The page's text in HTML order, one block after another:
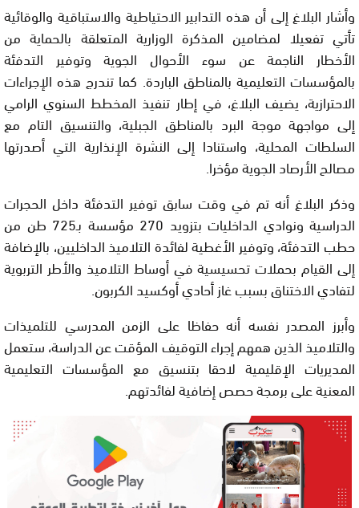
وأشار البلاغ إلى أن هذه التدابير الاحتياطية والاستباقية والوقائية
تأتي تفعيلا لمضامين المذكرة الوزارية المتعلقة بالحماية من
الأخطار الناجمة عن سوء الأحوال الجوية وتوفير التدفئة
بالمؤسسات التعليمية بالمناطق الباردة. كما تندرج هذه الإجراءات
الاحترازية، يضيف البلاغ، في إطار تنفيذ المخطط السنوي الرامي
إلى مواجهة موجة البرد بالمناطق الجبلية، والتنسيق التام مع
السلطات المحلية، واستنادا إلى النشرة الإنذارية التي أصدرتها
مصالح الأرصاد الجوية مؤخرا.
وذكر البلاغ أنه تم في وقت سابق توفير التدفئة داخل الحجرات
الدراسية ونوادي الداخليات بتزويد 270 مؤسسة بـ725 طن من
حطب التدفئة، وتوفير الأغطية لفائدة التلاميذ الداخليين، بالإضافة
إلى القيام بحملات تحسيسية في أوساط التلاميذ والأطر التربوية
لتفادي الاختناق بسبب غاز أحادي أوكسيد الكربون.
وأبرز المصدر نفسه أنه حفاظا على الزمن المدرسي للتلميذات
والتلاميذ الذين همهم إجراء التوقيف المؤقت عن الدراسة، ستعمل
المديريات الإقليمية لاحقا بتنسيق مع المؤسسات التعليمية
المعنية على برمجة حصص إضافية لفائدتهم.